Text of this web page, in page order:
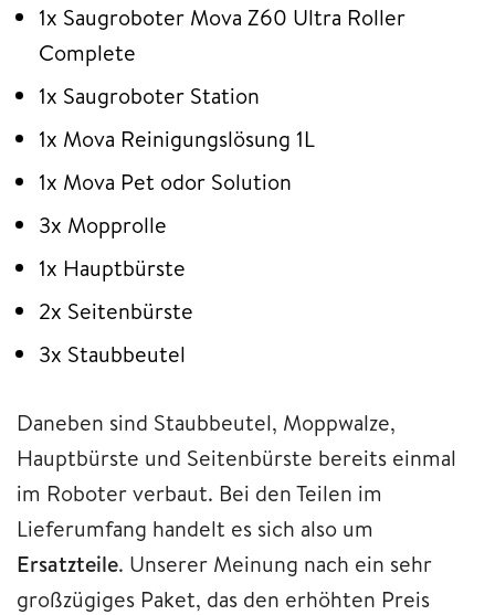
1x Saugroboter Mova Z60 Ultra Roller
Complete
1x Saugroboter Station
1x Mova Reinigungslösung 1L
1x Mova Pet odor Solution
3x Mopprolle
1x Hauptbürste
2x Seitenbürste
3x Staubbeutel
Daneben sind Staubbeutel, Moppwalze,
Hauptbürste und Seitenbürste bereits einmal
im Roboter verbaut. Bei den Teilen im
Lieferumfang handelt es sich also um
Ersatzteile. Unserer Meinung nach ein sehr
großzügiges Paket, das den erhöhten Preis